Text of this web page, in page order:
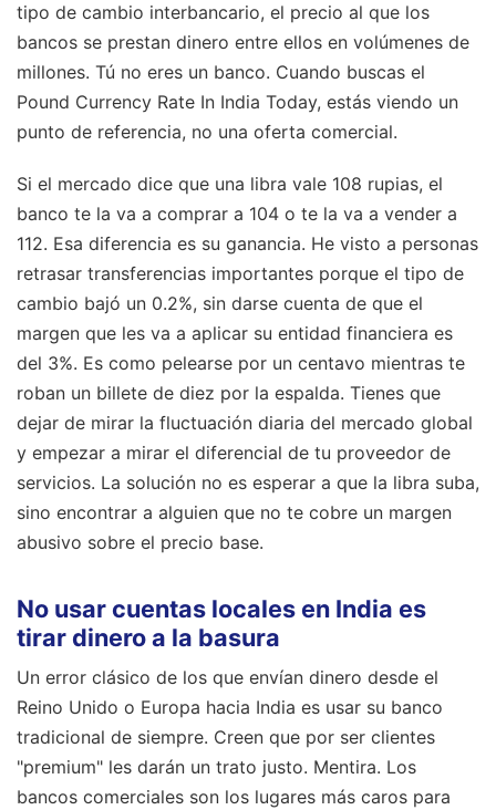
tipo de cambio interbancario, el precio al que los
bancos se prestan dinero entre ellos en volúmenes de
millones. Tú no eres un banco. Cuando buscas el
Pound Currency Rate In India Today, estás viendo un
punto de referencia, no una oferta comercial.
Si el mercado dice que una libra vale 108 rupias, el
banco te la va a comprar a 104 o te la va a vender a
112. Esa diferencia es su ganancia. He visto a personas
retrasar transferencias importantes porque el tipo de
cambio bajó un 0.2%, sin darse cuenta de que el
margen que les va a aplicar su entidad financiera es
del 3%. Es como pelearse por un centavo mientras te
roban un billete de diez por la espalda. Tienes que
dejar de mirar la fluctuación diaria del mercado global
y empezar a mirar el diferencial de tu proveedor de
servicios. La solución no es esperar a que la libra suba,
sino encontrar a alguien que no te cobre un margen
abusivo sobre el precio base.
No usar cuentas locales en India es
tirar dinero a la basura
Un error clásico de los que envían dinero desde el
Reino Unido o Europa hacia India es usar su banco
tradicional de siempre. Creen que por ser clientes
"premium" les darán un trato justo. Mentira. Los
bancos comerciales son los lugares más caros para